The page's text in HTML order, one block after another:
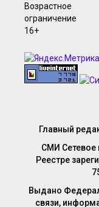
Главный
СМИ Сетевое
Реестре
Выдано
связи,